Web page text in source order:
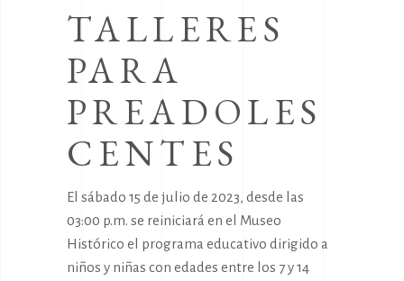
TALLERES
PARA
PREADOLES
CENTES
El sábado 15 de julio de 2023, desde las
03:00 p.m. se reiniciará en el Museo
Histórico el programa educativo dirigido a
niños y niñas con edades entre los 7 y 14